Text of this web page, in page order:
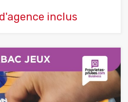
inclus